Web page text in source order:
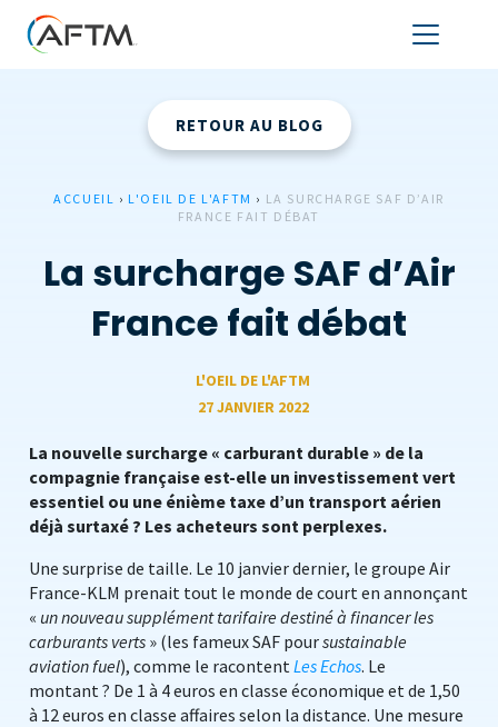
RETOUR AU BLOG
ACCUEIL › L'OEIL DE L'AFTM › LA SURCHARGE SAF D’AIR
FRANCE FAIT DÉBAT
La surcharge SAF d’Air
France fait débat
L'OEIL DE L'AFTM
27 JANVIER 2022
La nouvelle surcharge « carburant durable » de la
compagnie française est-elle un investissement vert
essentiel ou une énième taxe d’un transport aérien
déjà surtaxé ? Les acheteurs sont perplexes.
Une surprise de taille. Le 10 janvier dernier, le groupe Air
France-KLM prenait tout le monde de court en annonçant
« un nouveau supplément tarifaire destiné à financer les
carburants verts » (les fameux SAF poursustainable
aviation fuel), comme le racontentLes Echos. Le
montant ? De 1 à 4 euros en classe économique et de 1,50
à 12 euros en classe affaires selon la distance. Une mesure